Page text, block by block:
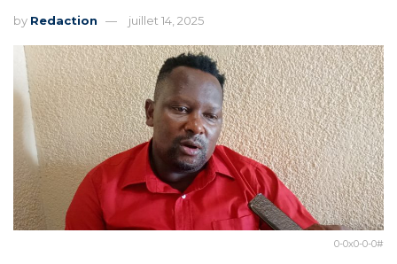
by Redaction juillet 14, 2025
0-0x0-0-0#